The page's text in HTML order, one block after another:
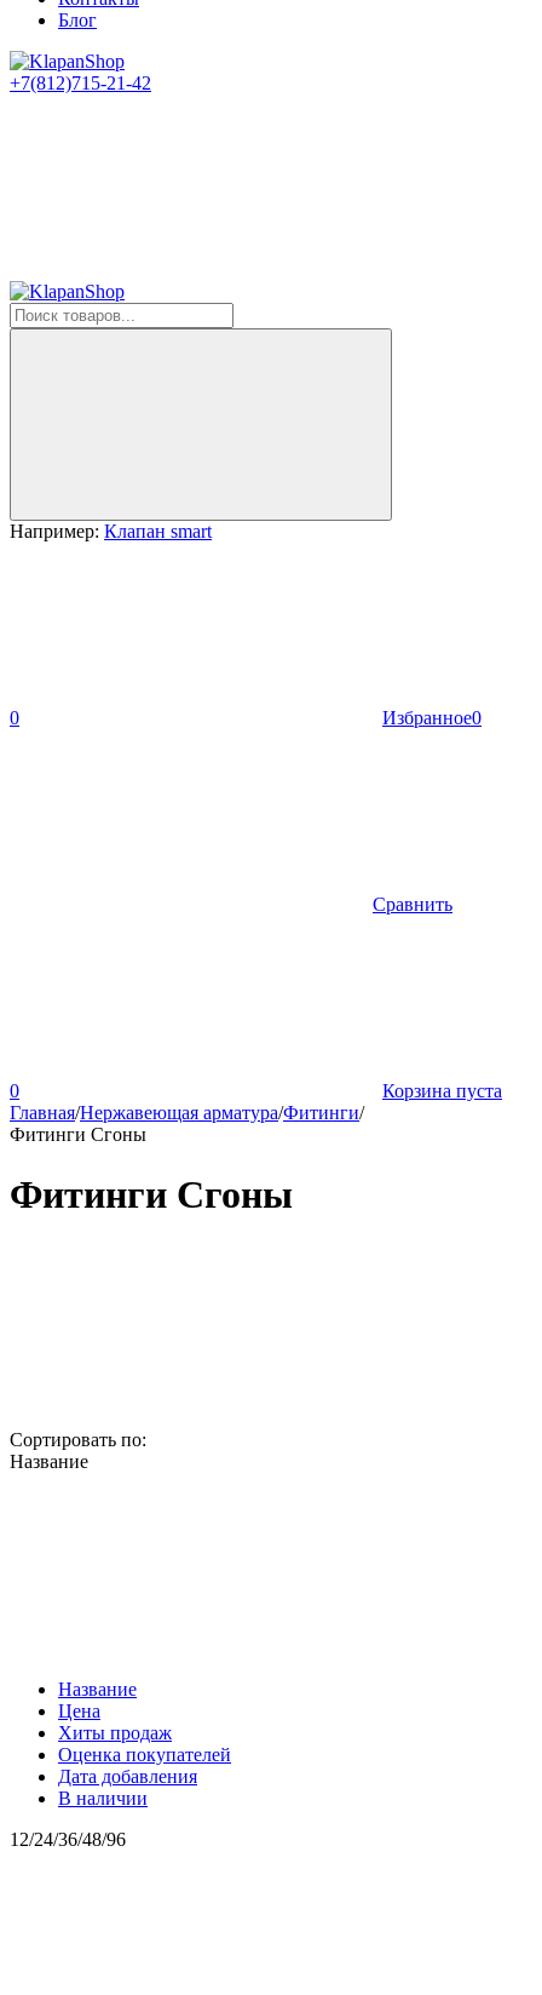
Блог
+7(812)715-21-42
Например: Клапан smart
0 Избранное0
Сравнить
0
Корзина пуста
Главная/Нержавеющая арматура/Фитинги/
Фитинги Сгоны
Фитинги Сгоны
Сортировать по:
Название
Название
Цена
Хиты продаж
Оценка покупателей
Дата добавления
В наличии
12/24/36/48/96